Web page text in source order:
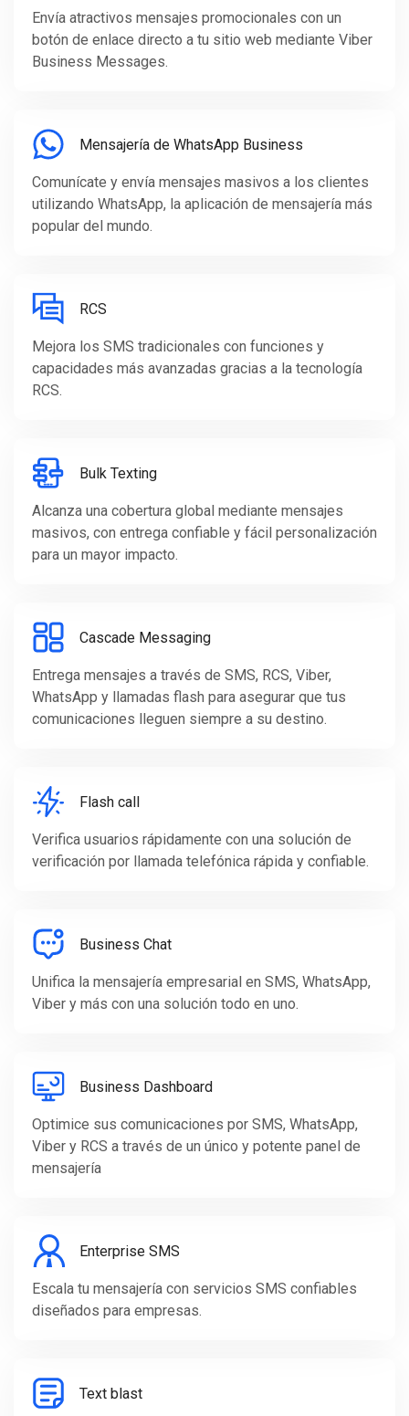
Envía atractivos mensajes promocionales con un
botón de enlace directo a tu sitio web mediante Viber
Business Messages.
Mensajería de WhatsApp Business
Comunícate y envía mensajes masivos a los clientes
utilizando WhatsApp, la aplicación de mensajería más
popular del mundo.
RCS
Mejora los SMS tradicionales con funciones y
capacidades más avanzadas gracias a la tecnología
RCS.
Bulk Texting
Alcanza una cobertura global mediante mensajes
masivos, con entrega confiable y fácil personalización
para un mayor impacto.
Cascade Messaging
Entrega mensajes a través de SMS, RCS, Viber,
WhatsApp y llamadas flash para asegurar que tus
comunicaciones lleguen siempre a su destino.
Flash call
Verifica usuarios rápidamente con una solución de
verificación por llamada telefónica rápida y confiable.
Business Chat
Unifica la mensajería empresarial en SMS, WhatsApp,
Viber y más con una solución todo en uno.
Business Dashboard
Optimice sus comunicaciones por SMS, WhatsApp,
Viber y RCS a través de un único y potente panel de
mensajería
Enterprise SMS
Escala tu mensajería con servicios SMS confiables
diseñados para empresas.
Text blast